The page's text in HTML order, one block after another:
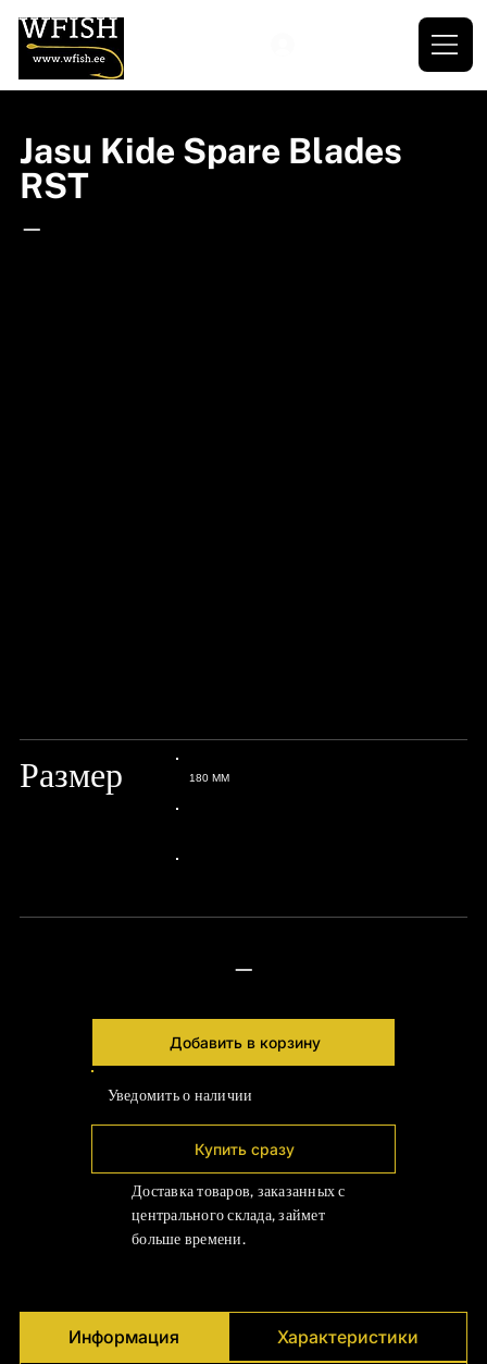
180 MM
Размер
—
Добавить в корзину
Уведомить о наличии
Купить сразу
Доставка товаров, заказанных с
центрального склада, займет
больше времени.
Информация Характеристики
Jasu Kide Spare Blades
RST
—